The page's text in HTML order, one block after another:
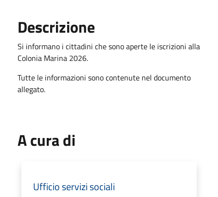
Descrizione
Si informano i cittadini che sono aperte le iscrizioni alla
Colonia Marina 2026.
Tutte le informazioni sono contenute nel documento
allegato.
A cura di
Ufficio servizi sociali